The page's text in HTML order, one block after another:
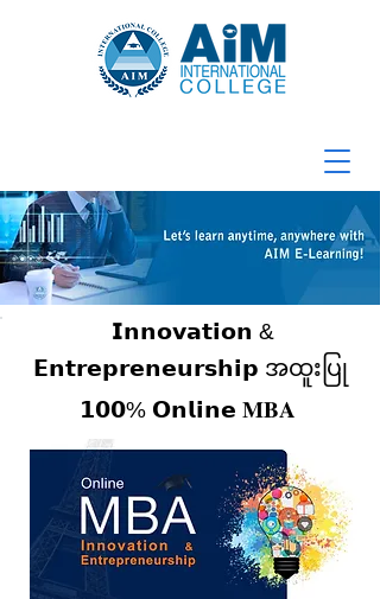
𝗜𝗻𝗻𝗼𝘃𝗮𝘁𝗶𝗼𝗻 &
𝗘𝗻𝘁𝗿𝗲𝗽𝗿𝗲𝗻𝗲𝘂𝗿𝘀𝗵𝗶𝗽 အထူးပြု
𝟭𝟬𝟬% 𝗢𝗻𝗹𝗶𝗻𝗲 𝐌𝐁𝐀